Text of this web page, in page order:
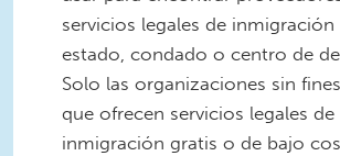
servicios legales de
estado, condado o centro de
Solo las organizaciones sin
que ofrecen servicios legales de
inmigración gratis o de bajo